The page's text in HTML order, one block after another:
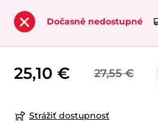
Dočasně nedostupné
27,55 €
25,10 €
Strážiť dostupnosť